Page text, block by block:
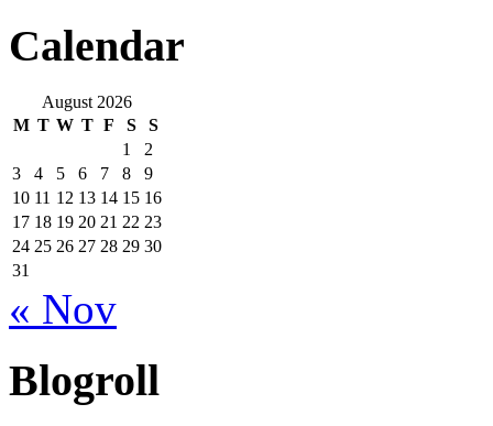
Calendar
August 2026
M T W T F S
S
1
2
3
4 5 6 7 8
9
10 11 12 13 14 15 16
17 18 19 20 21 22 23
24 25 26 27 28 29 30
31
« Nov
Blogroll